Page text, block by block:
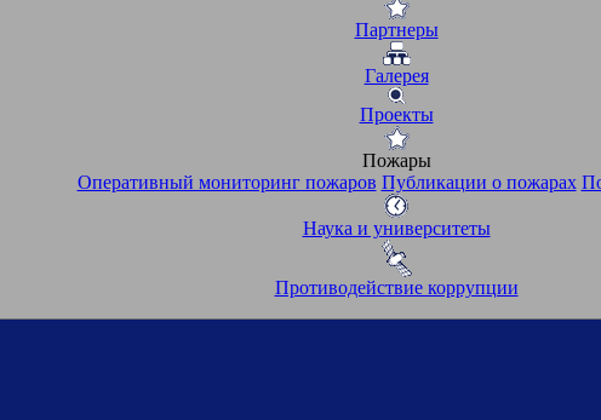
Партнеры
Галерея
Проекты
Пожары
Оперативный мониторинг пожаров Публикации о пожарах
Наука и университеты
Противодействие коррупции